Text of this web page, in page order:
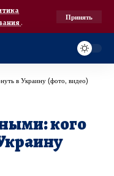
.
Принять
в Украину (фото, видео)
кого